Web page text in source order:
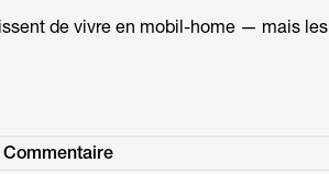
de vivre en mobil-home— mais les
Commentaire